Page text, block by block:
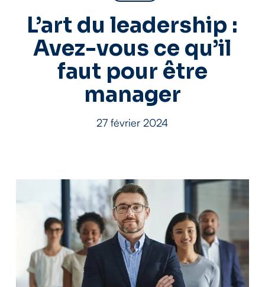
L’art du leadership :
Avez-vous ce qu’il
faut pour être
manager
27 février 2024